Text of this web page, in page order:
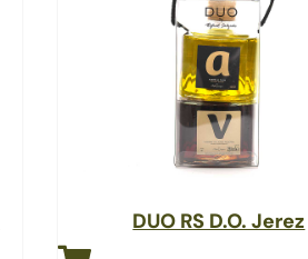
DUO RS D.O. Jerez